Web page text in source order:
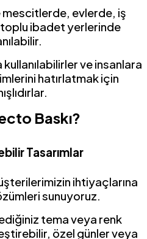
mescitlerde, evlerde, iş
ibadet yerlerinde
ve insanlara
hatırlatmak için
Baskı?
Tasarımlar
ihtiyaçlarına
sunuyoruz.
tema veya renk
özel günler veya